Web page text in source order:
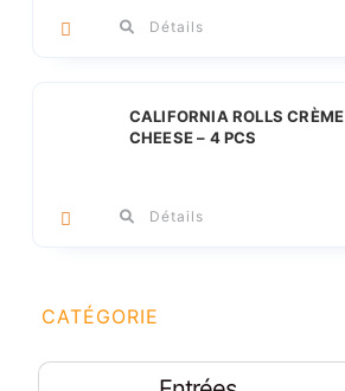
Détails
CALIFORNIA ROLLS CRÈME
CHEESE – 4 PCS
Détails
CATÉGORIE